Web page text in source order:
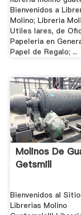
Bienvenidos a
Molino; Libreria
Utiles lares, de
Papeleria en
Papel de Regalo; ...
Molinos De
Getsmill
Bienvenidos al
Librerias Molino